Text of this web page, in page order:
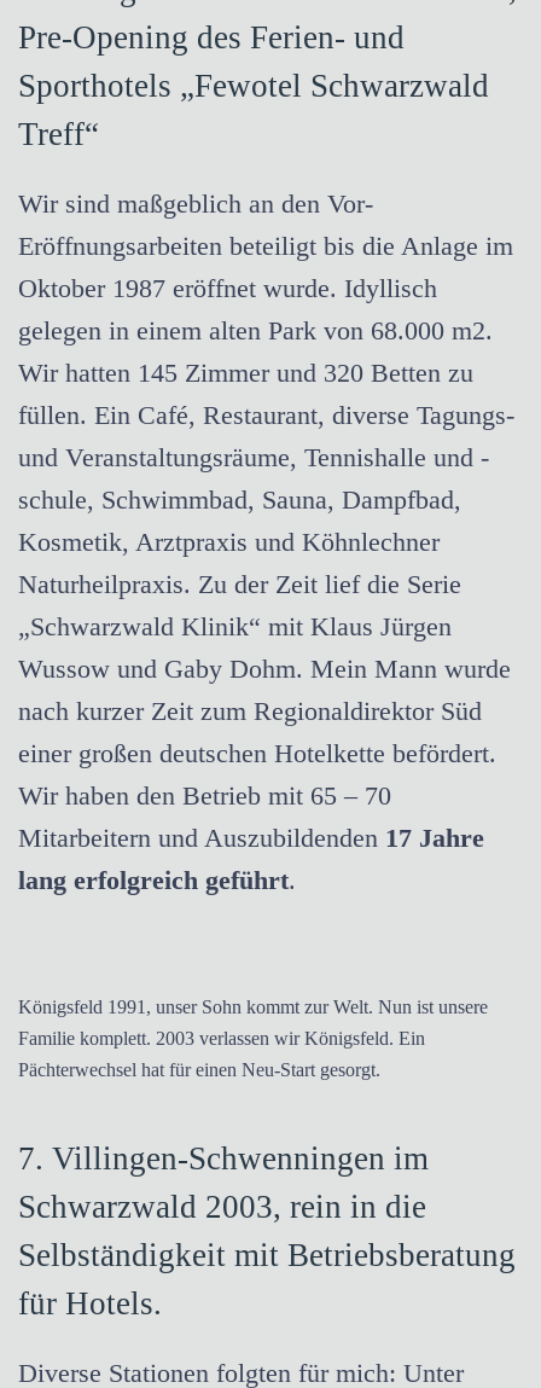
Pre-Opening des Ferien- und
Sporthotels „Fewotel Schwarzwald
Treff“
Wir sind maßgeblich an den Vor-
Eröffnungsarbeiten beteiligt bis die Anlage im
Oktober 1987 eröffnet wurde. Idyllisch
gelegen in einem alten Park von 68.000 m2.
Wir hatten 145 Zimmer und 320 Betten zu
füllen. Ein Café, Restaurant, diverse Tagungs-
und Veranstaltungsräume, Tennishalle und -
schule, Schwimmbad, Sauna, Dampfbad,
Kosmetik, Arztpraxis und Köhnlechner
Naturheilpraxis. Zu der Zeit lief die Serie
„Schwarzwald Klinik“ mit Klaus Jürgen
Wussow und Gaby Dohm. Mein Mann wurde
nach kurzer Zeit zum Regionaldirektor Süd
einer großen deutschen Hotelkette befördert.
Wir haben den Betrieb mit 65 – 70
Mitarbeitern und Auszubildenden 17 Jahre
lang erfolgreich geführt.
Königsfeld 1991, unser Sohn kommt zur Welt. Nun ist unsere
Familie komplett. 2003 verlassen wir Königsfeld. Ein
Pächterwechsel hat für einen Neu-Start gesorgt.
7. Villingen-Schwenningen im
Schwarzwald 2003, rein in die
Selbständigkeit mit Betriebsberatung
für Hotels.
Diverse Stationen folgten für mich: Unter